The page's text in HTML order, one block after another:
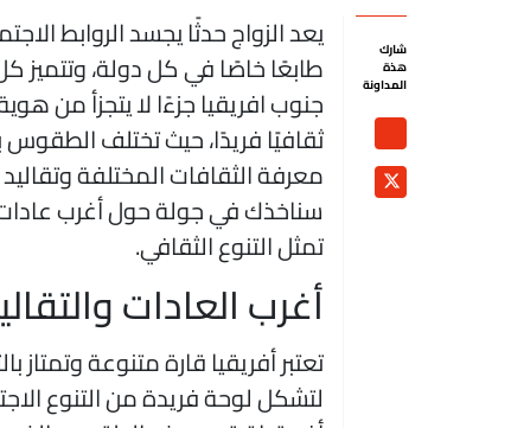
شارك
هذة
المداونة
يعد الزواج حدثًا يجسد الروابط
طابعًا خاصًا في كل دولة، وتتميز
جنوب افريقيا جزءًا لا يتجزأ من
ثقافيًا فريدًا، حيث تختلف الطقوس
معرفة الثقافات المختلفة
سناخذك في جولة حول أغرب
تمثل التنوع الثقافي.
أغرب العادات
تعتبر أفريقيا قارة متنوعة وتمتاز
لتشكل لوحة فريدة من التنوع